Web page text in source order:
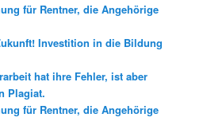
für Rentner, die Angehörige
Investition in die Bildung
hat ihre Fehler, ist aber
Plagiat.
für Rentner, die Angehörige